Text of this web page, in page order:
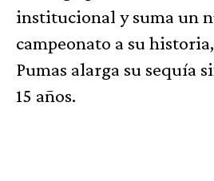
institucional y suma un
campeonato a su
Pumas alarga su sequía
15 años.